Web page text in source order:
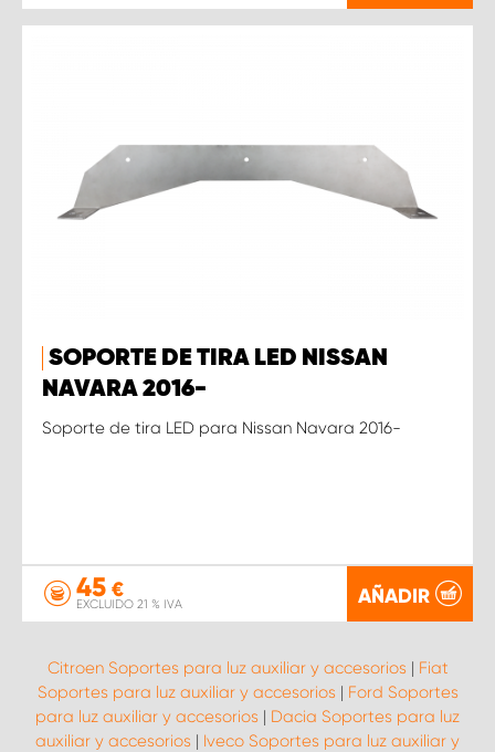
SOPORTE DE TIRA LED NISSAN
NAVARA 2016-
Soporte de tira LED para Nissan Navara 2016-
45 €
EXCLUIDO 21 % IVA AÑADIR
Citroen Soportes para luz auxiliar y accesorios | Fiat
Soportes para luz auxiliar y accesorios | Ford Soportes
para luz auxiliar y accesorios | Dacia Soportes para luz
auxiliar y accesorios | Iveco Soportes para luz auxiliar y